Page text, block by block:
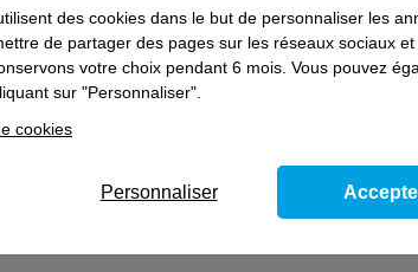
des cookies dans le but de personnaliser les
de partager des pages sur les réseaux sociaux
votre choix pendant 6 mois. Vous pouvez
sur "Personnaliser".
cookies
Personnaliser